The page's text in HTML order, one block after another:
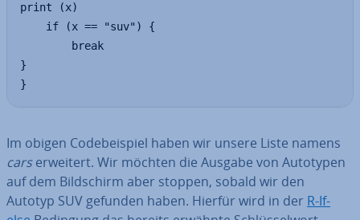
print (x)
}
}
Im obigen Code­bei­spiel haben wir unsere Liste namens
carserweitert. Wir möchten die Ausgabe von Autotypen
auf dem Bild­schirm aber stoppen, sobald wir den
Autotyp SUV gefunden haben. Hierfür wird in der R-If-